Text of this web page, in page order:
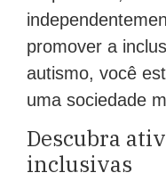
promover a
autismo, você
uma sociedade
Descubra
inclusivas